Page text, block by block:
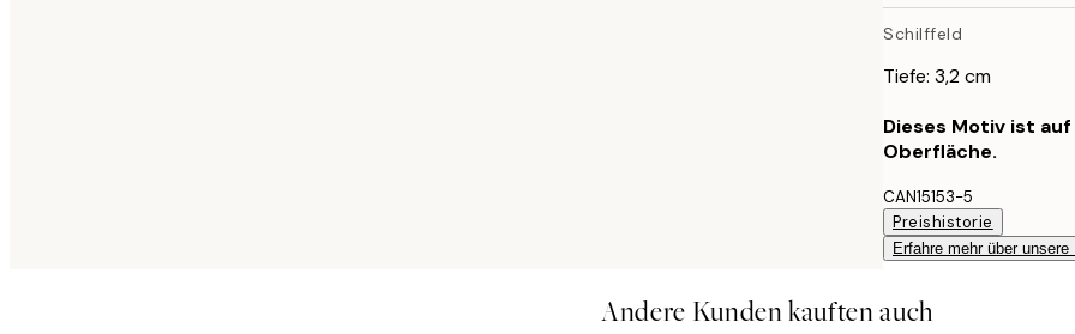
Schilffeld
Tiefe: 3,2 cm
Dieses Motiv ist
Oberfläche.
CAN15153-5
Preishistorie
Erfahre mehr über unsere
Andere Kunden kauften auch